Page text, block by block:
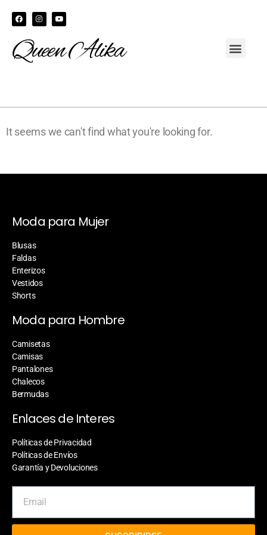
Queen Alika
It seems we can't find what you're looking for.
Moda para Mujer
Blusas
Faldas
Enterizos
Vestidos
Shorts
Moda para Hombre
Camisetas
Camisas
Pantalones
Chalecos
Bermudas
Enlaces de Interes
Políticas de Privacidad
Políticas de Envíos
Garantía y Devoluciones